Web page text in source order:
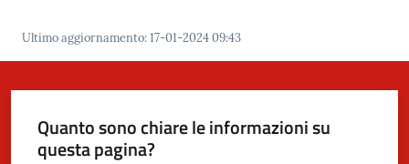
Vivere
Casalfiumanese
Ultimo aggiornamento:17-01-2024 09:43
Quanto sono chiare le informazioni su
questa pagina?